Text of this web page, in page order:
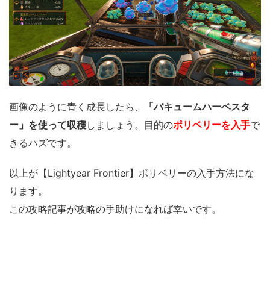
画像のように青く成長したら、
「バキュームハーベスタ
ー」を使って収穫しましょう。目的のポリベリーを入手で
きるハズです。
以上が【Lightyear Frontier】ポリベリーの入手方法にな
ります。
この攻略記事が攻略の手助けになれば幸いです。